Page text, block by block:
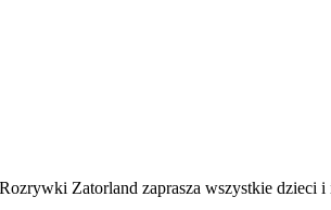
Zatorland zaprasza wszystkie